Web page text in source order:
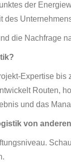
der
die Nachfrage
Expertise
Routen,
und das
von